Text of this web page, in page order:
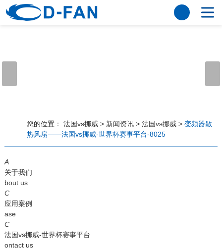
法国vs挪威
应用案例
工程案例
解决方案
新闻资讯
法国vs挪威
行业资讯
常见问题
法国vs挪威-世界杯赛事平台
您的位置： 法国vs挪威> 新闻资讯> 法国vs挪威> 变频器散
热风扇——法国vs挪威-世界杯赛事平台-8025
A
关于我们
bout us
C
应用案例
ase
C
法国vs挪威-世界杯赛事平台
ontact us